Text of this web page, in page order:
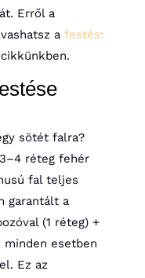
Erről a
a festés:
sötét falra?
réteg fehér
fal teljes
garantált a
(1 réteg) +
esetben
Ez az